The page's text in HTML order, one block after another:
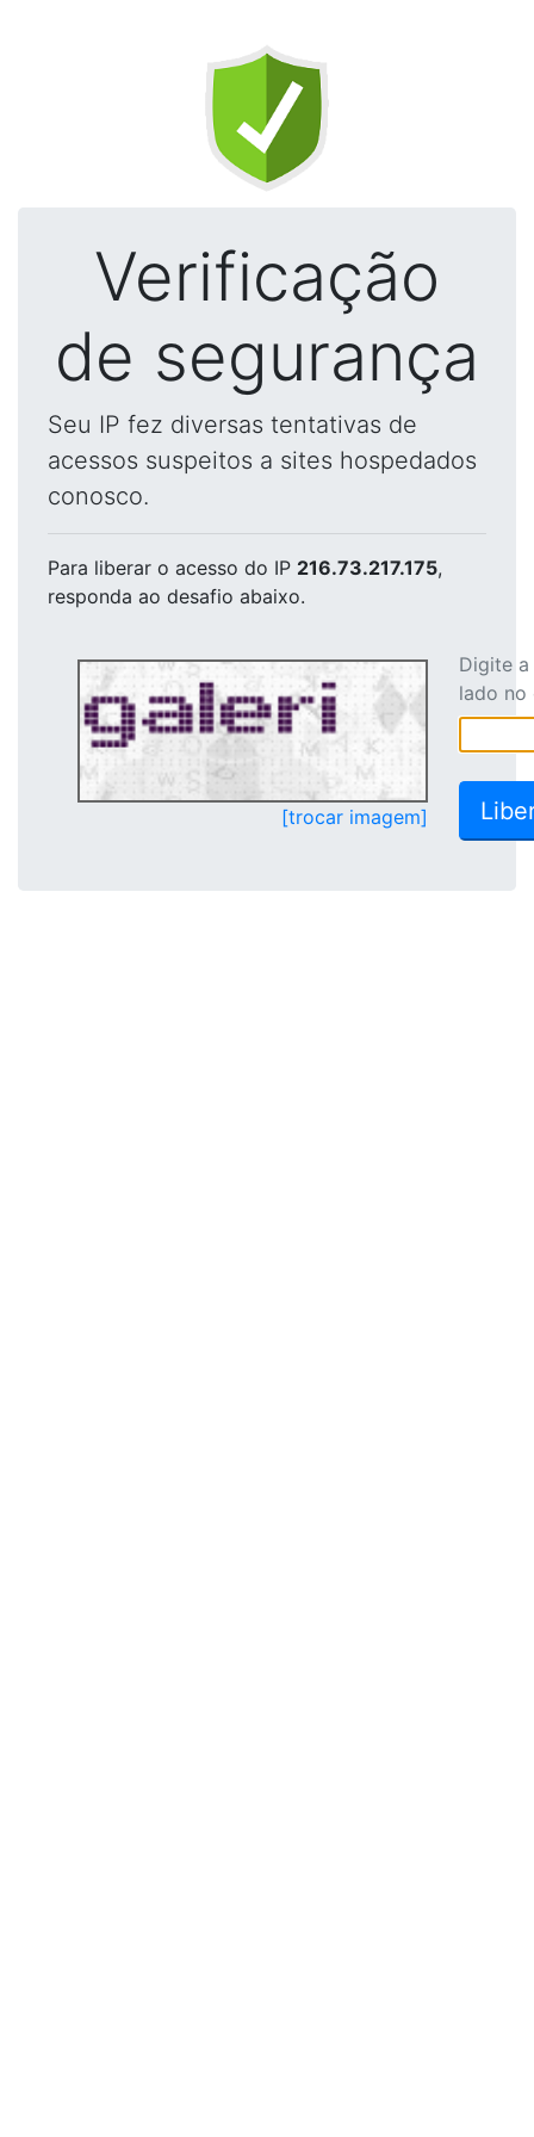
Verificação
de segurança
Seu IP fez diversas tentativas de
acessos suspeitos a sites hospedados
conosco.
Para liberar o acesso do IP 216.73.217.175,
responda ao desafio abaixo.
[trocar imagem]
Digite
lado no